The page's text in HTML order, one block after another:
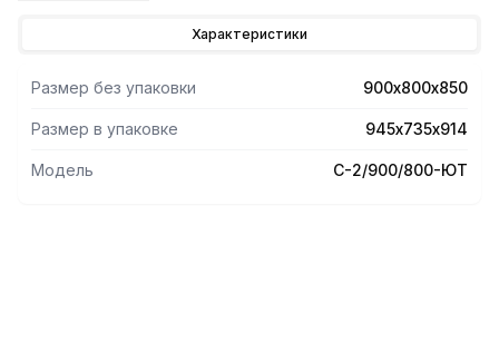
Характеристики
Размер без упаковки 900х800х850
Размер в упаковке 945х735х914
Модель С-2/900/800-ЮТ